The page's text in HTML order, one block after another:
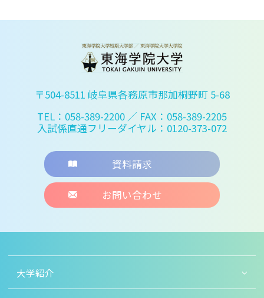
〒504-8511 岐阜県各務原市那加桐野町 5-68
TEL：058-389-2200 ／ FAX：058-389-2205
入試係直通フリーダイヤル：0120-373-072
資料請求
お問い合わせ
大学紹介